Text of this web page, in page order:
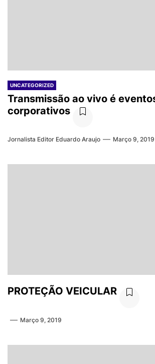
UNCATEGORIZED
Transmissão ao vivo é
corporativos
Jornalista Editor Eduardo Araujo Março 9, 2019
PROTEÇÃO VEICULAR
Março 9, 2019